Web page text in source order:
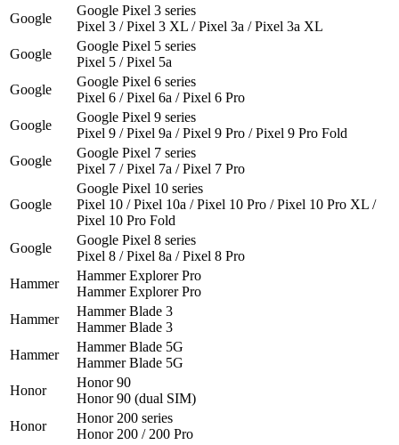
Google
Google Pixel 3 series
Pixel 3 / Pixel 3 XL / Pixel 3a / Pixel 3a XL
Google
Google Pixel 5 series
Pixel 5 / Pixel 5a
Google
Google Pixel 6 series
Pixel 6 / Pixel 6a / Pixel 6 Pro
Google
Google Pixel 9 series
Pixel 9 / Pixel 9a / Pixel 9 Pro / Pixel 9 Pro Fold
Google
Google Pixel 7 series
Pixel 7 / Pixel 7a / Pixel 7 Pro
Google
Google Pixel 10 series
Pixel 10 / Pixel 10a / Pixel 10 Pro / Pixel 10 Pro XL /
Pixel 10 Pro Fold
Google
Google Pixel 8 series
Pixel 8 / Pixel 8a / Pixel 8 Pro
Hammer
Hammer Explorer Pro
Hammer Explorer Pro
Hammer
Hammer Blade 3
Hammer Blade 3
Hammer
Hammer Blade 5G
Hammer Blade 5G
Honor
Honor 90
Honor 90 (dual SIM)
Honor
Honor 200 series
Honor 200 / 200 Pro